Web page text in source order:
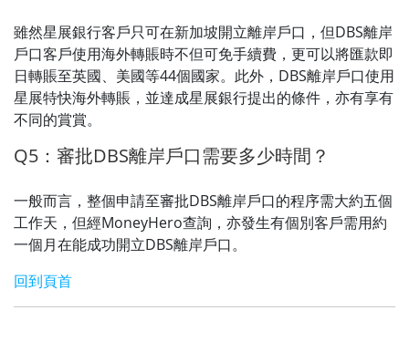
雖然星展銀行客戶只可在新加坡開立離岸戶口，但DBS離岸
戶口客戶使用海外轉賬時不但可免手續費，更可以將匯款即
日轉賬至英國、美國等44個國家。此外，DBS離岸戶口使用
星展特快海外轉賬，並達成星展銀行提出的條件，亦有享有
不同的賞賞。
Q5：審批DBS離岸戶口需要多少時間？
一般而言，整個申請至審批DBS離岸戶口的程序需大約五個
工作天，但經MoneyHero查詢，亦發生有個別客戶需用約
一個月在能成功開立DBS離岸戶口。
回到頁首